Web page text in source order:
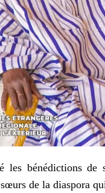
les bénédictions
de la diaspora